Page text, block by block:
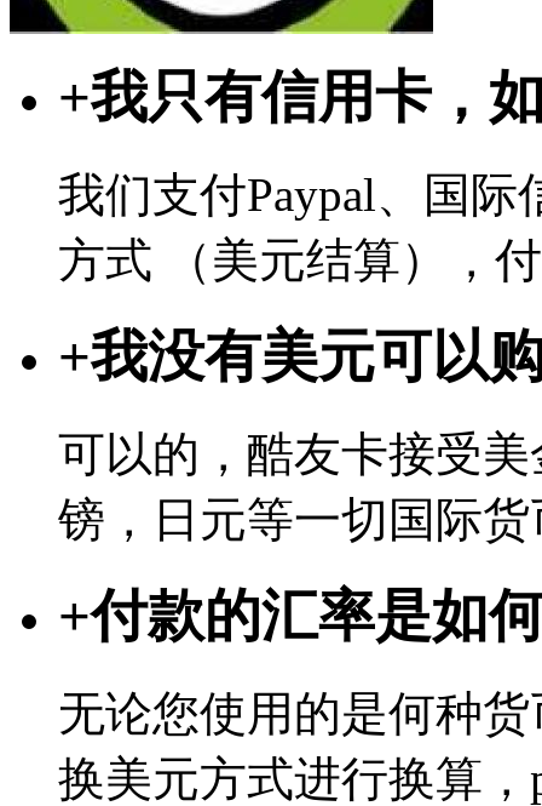
+我只有信用卡，
我们支付Paypal、国
方式 （美元结算），
+我没有美元可以
可以的，酷友卡接受
镑，日元等一切国际
+付款的汇率是如
无论您使用的是何种
换美元方式进行换算